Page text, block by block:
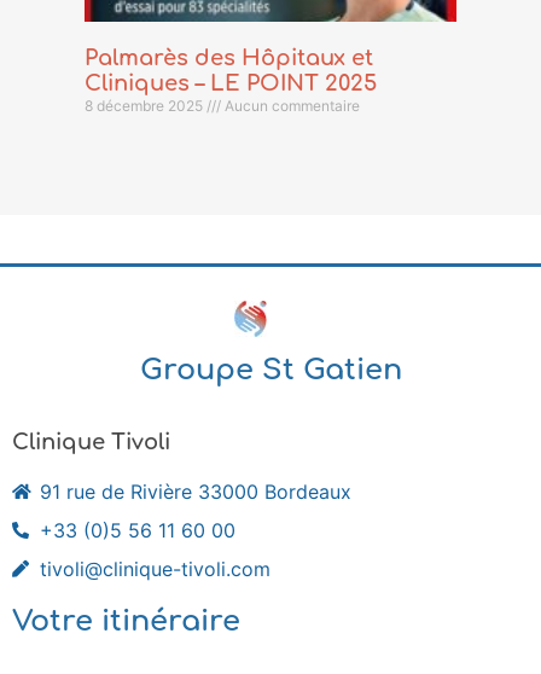
Palmarès des Hôpitaux et
Cliniques – LE POINT 2025
8 décembre 2025 Aucun commentaire
Groupe St Gatien
Clinique Tivoli
91 rue de Rivière 33000 Bordeaux
+33 (0)5 56 11 60 00
tivoli@clinique-tivoli.com
Votre itinéraire